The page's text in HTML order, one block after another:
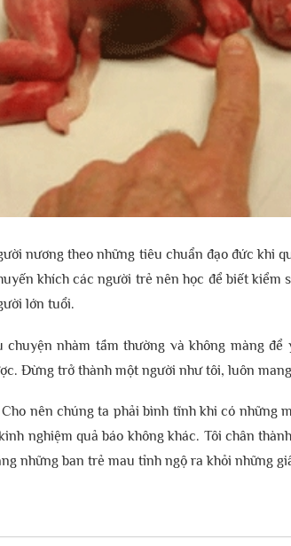
nương theo những tiêu chuẩn đạo đức khi
khích các người trẻ nên học để biết
lớn tuổi.
nhàm tầm thường và không màng
Đừng trở thành một người như tôi, luôn
nên chúng ta phải bình tĩnh khi có những
nghiệm quả báo không khác. Tôi chân
những ban trẻ mau tỉnh ngộ ra khỏi những